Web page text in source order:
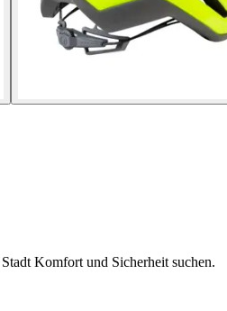
Komfort und Sicherheit suchen.